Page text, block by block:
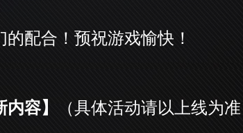
的配合！预祝游戏愉快！
内容】
（具体活动请以上线为准